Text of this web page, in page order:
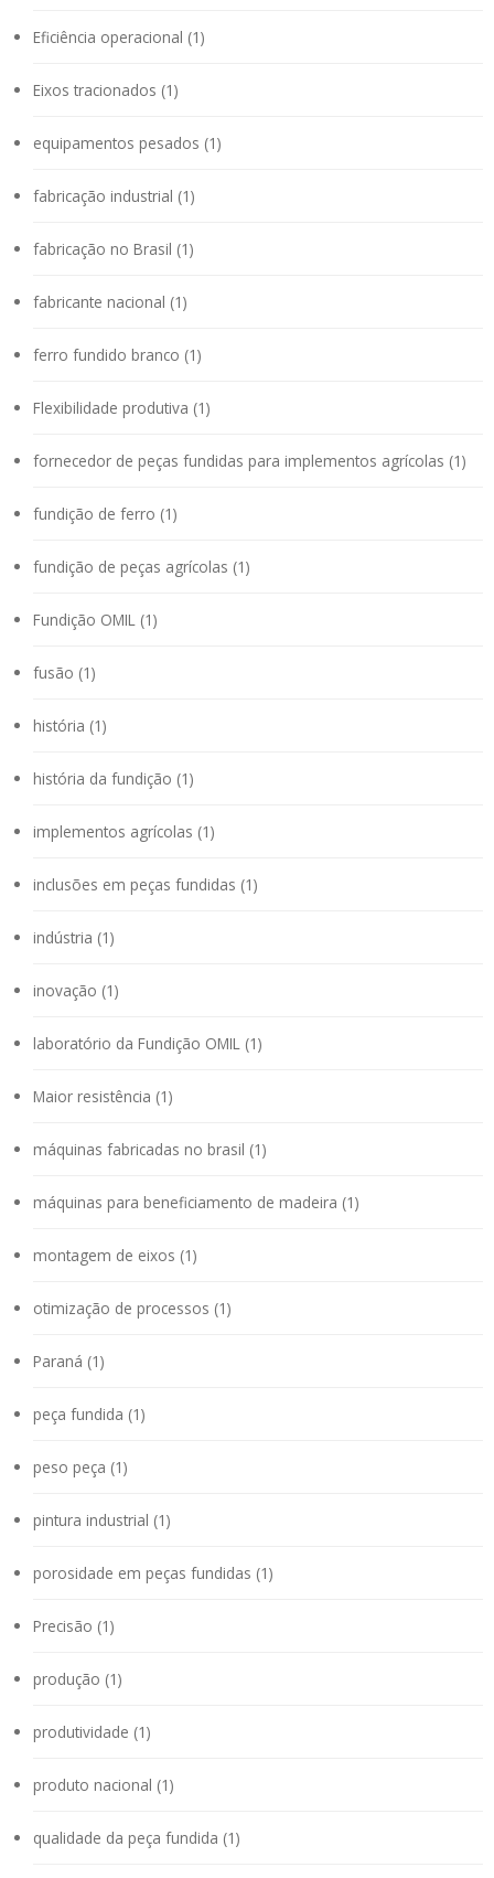
Eficiência operacional (1)
Eixos tracionados (1)
equipamentos pesados (1)
fabricação industrial (1)
fabricação no Brasil (1)
fabricante nacional (1)
ferro fundido branco (1)
Flexibilidade produtiva (1)
fornecedor de peças fundidas para implementos agrícolas (1)
fundição de ferro (1)
fundição de peças agrícolas (1)
Fundição OMIL (1)
fusão (1)
história (1)
história da fundição (1)
implementos agrícolas (1)
inclusões em peças fundidas (1)
indústria (1)
inovação (1)
laboratório da Fundição OMIL (1)
Maior resistência (1)
máquinas fabricadas no brasil (1)
máquinas para beneficiamento de madeira (1)
montagem de eixos (1)
otimização de processos (1)
Paraná (1)
peça fundida (1)
peso peça (1)
pintura industrial (1)
porosidade em peças fundidas (1)
Precisão (1)
produção (1)
produtividade (1)
produto nacional (1)
qualidade da peça fundida (1)